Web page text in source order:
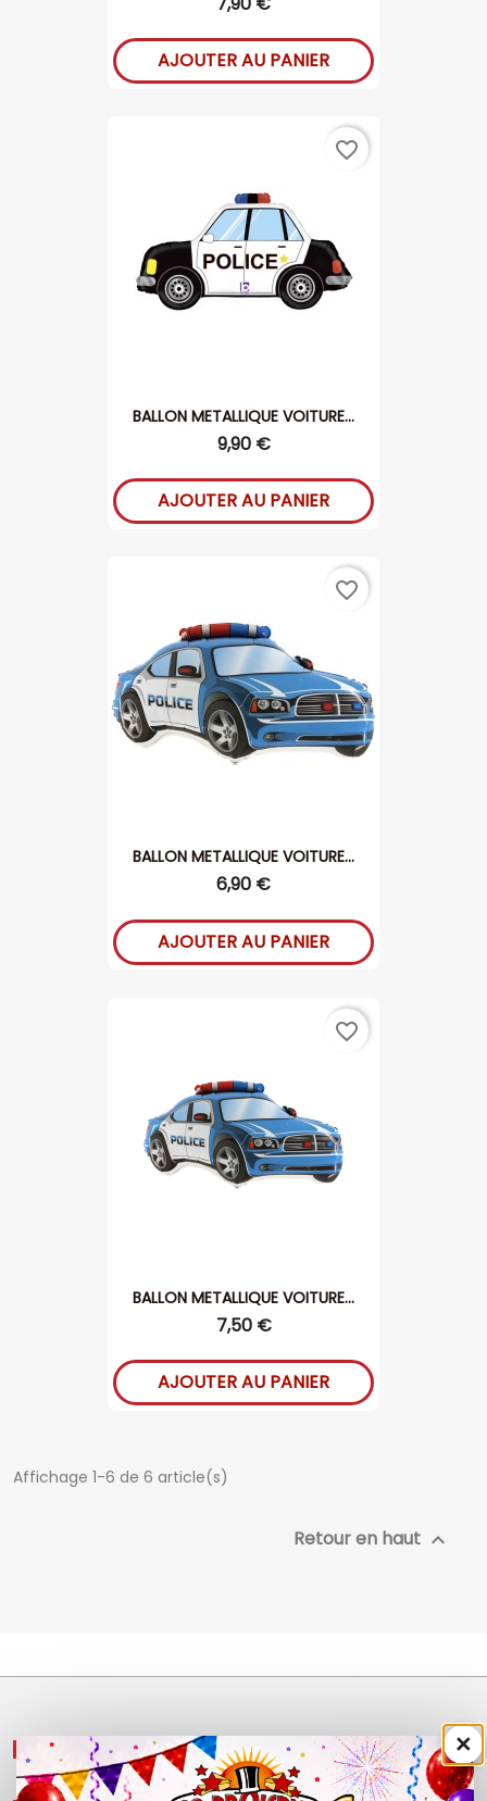
AJOUTER AU PANIER
BALLON METALLIQUE VOITURE...
9,90 €
AJOUTER AU PANIER
favorite_border
BALLON METALLIQUE VOITURE...
6,90 €
AJOUTER AU PANIER
favorite_border
BALLON METALLIQUE VOITURE...
7,50 €
AJOUTER AU PANIER
favorite_border
Affichage 1-6 de 6 article(s)
Retour en haut 
NOS PRODUITS ×